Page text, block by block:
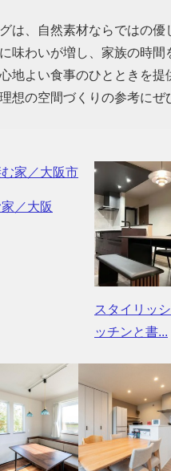
は、自然素材ならではの
味わいが増し、家族の時
地よい食事のひとときを
想の空間づくりの参考にぜ
／大阪
スタイリッ
ッチンと書...